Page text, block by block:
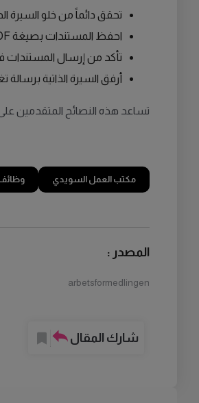
تحقق دائماً من خلو السيرة
احفظ المستندات بصيغة PDF وقم بتسميتها بوضوح، مثل "Cv الاسم الأول الاسم الأخير".
تأكد من إرسال المستندات
أرفق السيرة الذاتية
تساعد هذه النصائح المتقدمين
مكتب العمل السويدي
المصدر :
arbetsformedlingen
شارك المقال